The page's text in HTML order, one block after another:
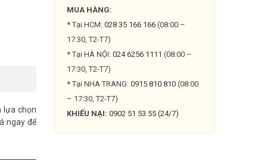
lựa chọn
ngay để
MUA HÀNG:
* Tại HCM: 028 35 166 166 (08:00 –
17:30, T2-T7)
* Tại HÀ NỘI: 024 6256 1111 (08:00 –
17:30, T2-T7)
* Tại NHA TRANG: 0915 810 810 (08:00
– 17:30, T2-T7)
KHIẾU NẠI: 0902 51 53 55 (24/7)